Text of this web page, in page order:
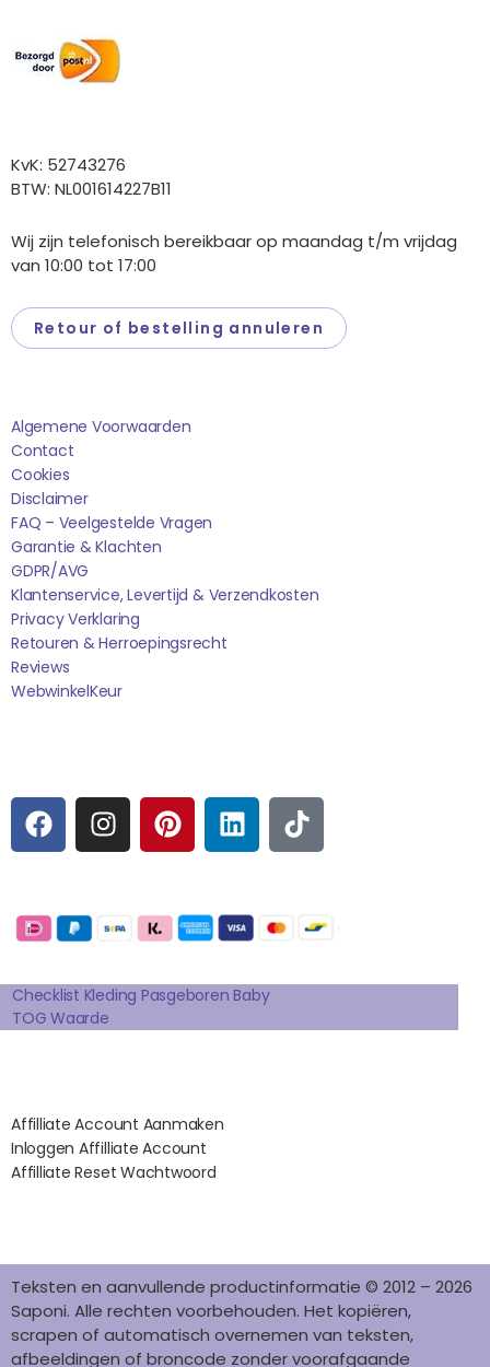
KvK: 52743276
BTW: NL001614227B11
Wij zijn telefonisch bereikbaar op maandag t/m vrijdag
van 10:00 tot 17:00
Retour of bestelling annuleren
Algemene Voorwaarden
Contact
Cookies
Disclaimer
FAQ – Veelgestelde Vragen
Garantie & Klachten
GDPR/AVG
Klantenservice, Levertijd & Verzendkosten
Privacy Verklaring
Retouren & Herroepingsrecht
Reviews
WebwinkelKEur
F
A
C
B
O
K
I
N
S
A
A
M
P
I
N
E
R
S
T
L
I
N
E
D
N
T
I
K
O
K
Checklist Kleding Pasgeboren Baby
TOG Waarde
Affilliate Account Aanmaken
Inloggen Affilliate Account
Affilliate Reset Wachtwoord
Teksten en aanvullende productinformatie © 2012 – 2026
Saponi. Alle rechten voorbehouden. Het kopiëren,
scrapen of automatisch overnemen van teksten,
afbeeldingen of broncode zonder voorafgaande